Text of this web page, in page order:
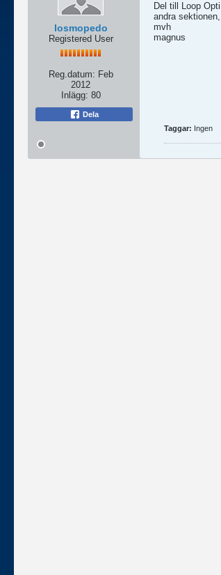
losmopedo
Registered User
Reg.datum: Feb
2012
Inlägg: 80
Dela
Del till Loop
andra
mvh
magnus
Taggar: Ingen